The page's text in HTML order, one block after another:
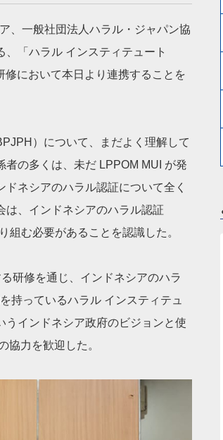
、一般社団法人ハラル・ジャパン協
「ハラル インスティテュート
において本日より連携することを
）について、まだよく理解して
の多くは、未だ LPPOM MUI が発
ネシアのハラル認証について全く
は、インドネシアのハラル認証
組む必要があることを認識した。
研修を通じ、インドネシアのハラ
持っているハラル インスティテュ
インドネシア政府のビジョンと使
協力を歓迎した。